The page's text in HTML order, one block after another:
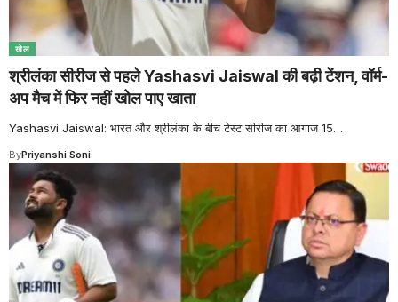
खेल
श्रीलंका सीरीज से पहले Yashasvi Jaiswal की बढ़ी टेंशन, वॉर्म-
अप मैच में फिर नहीं खोल पाए खाता
Yashasvi Jaiswal: भारत और श्रीलंका के बीच टेस्ट सीरीज का आगाज 15…
ByPriyanshi Soni